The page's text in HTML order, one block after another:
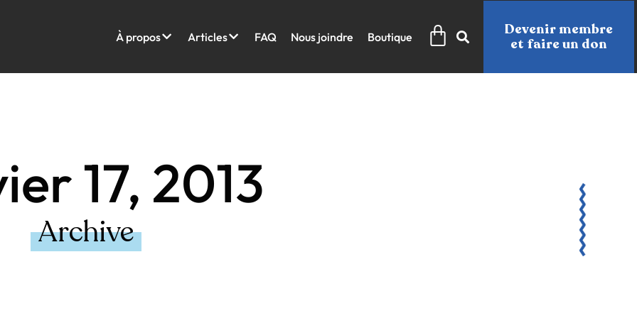
À propos Articles FAQ Nous joindre Boutique Panier
Devenir membre
et faire un don
17, 2013
Archive